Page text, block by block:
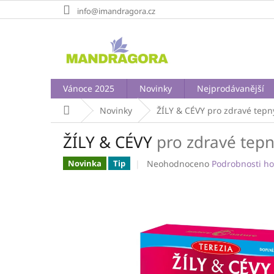
na
info@imandragora.cz
Vánoce 2025 Novinky Nejprodávanější
Domů Novinky ŽÍLY & CÉVY pro zdravé
ŽÍLY & CÉVY pro zdravé
Novinka Tip
Průměrné
5
hvězdiček.
Neohodnoceno Podrobnosti